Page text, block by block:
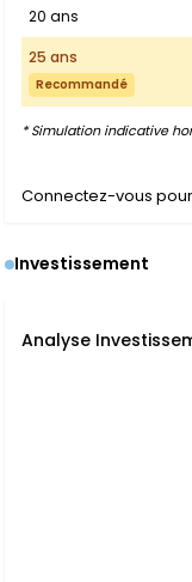
20 ans
25 ans
Recommandé
* Simulation indicative
Connectez-vous
Investissement
Analyse